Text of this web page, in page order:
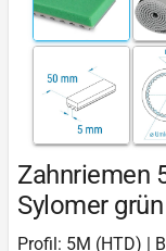
Zahnriemen
Sylomer
Profil: 5M (HTD) |